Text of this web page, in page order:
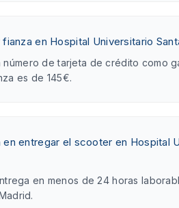
en Hospital Universitario
número de tarjeta de crédito como
es de 145€.
en entregar el scooter en Hospital
en menos de 24 horas